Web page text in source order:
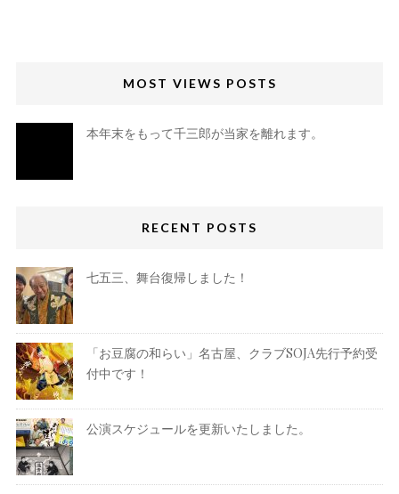
MOST VIEWS POSTS
本年末をもって千三郎が当家を離れます。
RECENT POSTS
七五三、舞台復帰しました！
「お豆腐の和らい」名古屋、クラブSOJA先行予約受
付中です！
公演スケジュールを更新いたしました。